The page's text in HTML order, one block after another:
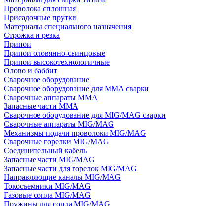
Проволока сплошная
Присадочные прутки
Материалы специального назначения
Строжка и резка
Припои
Припои оловянно-свинцовые
Припои высокотехнологичные
Олово и баббит
Сварочное оборудование
Сварочное оборудование для MMA сварки
Сварочные аппараты MMA
Запасные части MMA
Сварочное оборудование для MIG/MAG сварки
Сварочные аппараты MIG/MAG
Механизмы подачи проволоки MIG/MAG
Сварочные горелки MIG/MAG
Соединительный кабель
Запасные части MIG/MAG
Запасные части для горелок MIG/MAG
Направляющие каналы MIG/MAG
Токосъемники MIG/MAG
Газовые сопла MIG/MAG
Пружины для сопла MIG/MAG